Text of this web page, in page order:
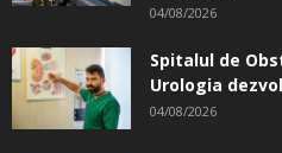
04/08/2026
Spitalul de
Urologia
04/08/2026